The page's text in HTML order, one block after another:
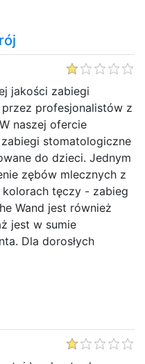
jakości zabiegi
profesjonalistów z
naszej ofercie
stomatologiczne
do dzieci. Jednym
zębów mlecznych z
kolorach tęczy - zabieg
Wand jest również
jest w sumie
Dla dorosłych